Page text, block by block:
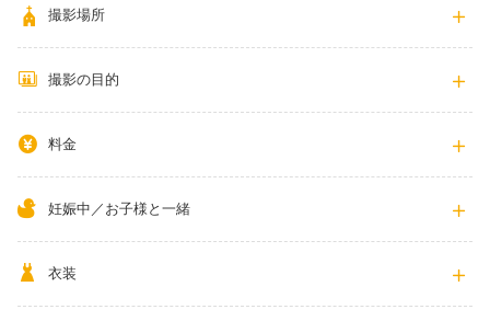
撮影場所
撮影の目的
料金
妊娠中／お子様と一緒
衣装